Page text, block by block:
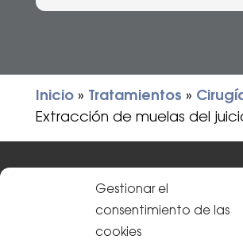
Gestionar el
consentimiento de las
cookies
Inicio» Tratamientos »
Extracción de muelas del
Contacta con